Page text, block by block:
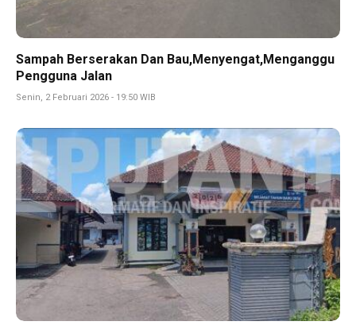
Sampah Berserakan Dan Bau,Menyengat,Menganggu
Pengguna Jalan
Senin, 2 Februari 2026 - 19:50 WIB